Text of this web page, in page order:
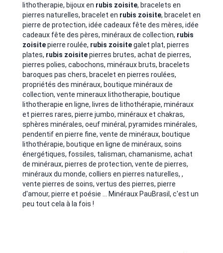
lithotherapie, bijoux en rubis zoisite, bracelets en
pierres naturelles, bracelet en rubis zoisite, bracelet en
pierre de protection, idée cadeaux fête des mères, idée
cadeaux fête des pères, minéraux de collection, rubis
zoisitepierre roulée, rubis zoisitegalet plat, pierres
plates, rubis zoisitepierres brutes, achat de pierres,
pierres polies, cabochons, minéraux bruts, bracelets
baroques pas chers, bracelet en pierres roulées,
propriétés des minéraux, boutique minéraux de
collection, vente mineraux lithotherapie, boutique
lithotherapie en ligne, livres de lithothérapie, minéraux
et pierres rares, pierre jumbo, minéraux et chakras,
sphères minérales, oeuf minéral, pyramides minérales,
pendentif en pierre fine, vente de minéraux, boutique
lithothérapie, boutique en ligne de minéraux, soins
énergétiques, fossiles, talisman, chamanisme, achat
de minéraux, pierres de protection, vente de pierres,
minéraux du monde, colliers en pierres naturelles, ,
vente pierres de soins, vertus des pierres, pierre
d'amour, pierre et poésie ... Minéraux PauBrasil, c'est un
peu tout cela à la fois !